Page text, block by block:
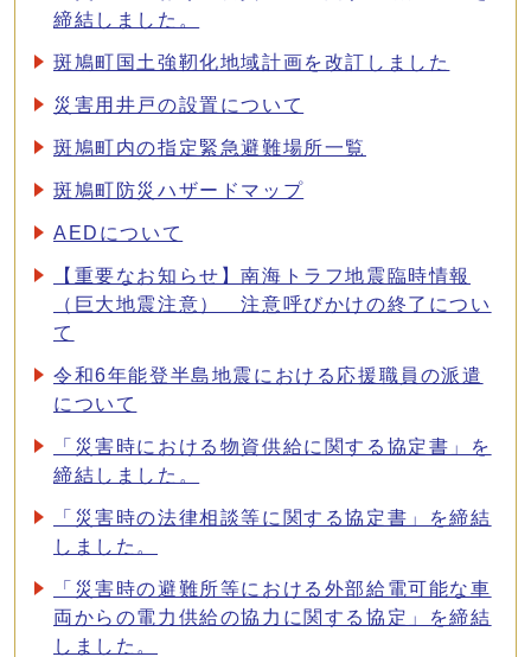
締結しました。
斑鳩町国土強靭化地域計画を改訂しました
災害用井戸の設置について
斑鳩町内の指定緊急避難場所一覧
斑鳩町防災ハザードマップ
AEDについて
【重要なお知らせ】南海トラフ地震臨時情報
（巨大地震注意） 注意呼びかけの終了につい
て
令和6年能登半島地震における応援職員の派遣
について
「災害時における物資供給に関する協定書」を
締結しました。
「災害時の法律相談等に関する協定書」を締結
しました。
「災害時の避難所等における外部給電可能な車
両からの電力供給の協力に関する協定」を締結
しました。